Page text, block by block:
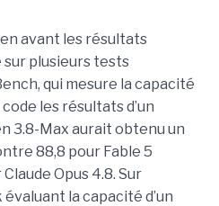
avant les résultats
plusieurs tests
qui mesure la capacité
les résultats d’un
3.8-Max aurait obtenu un
88,8 pour Fable 5
Opus 4.8. Sur
la capacité d’un